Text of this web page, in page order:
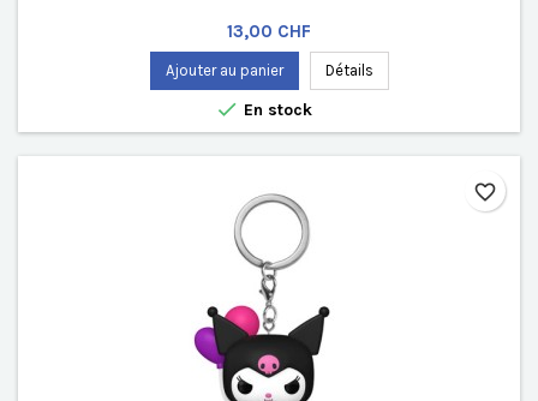
Prix
13,00 CHF
Ajouter au panier Détails
 En stock
favorite_border